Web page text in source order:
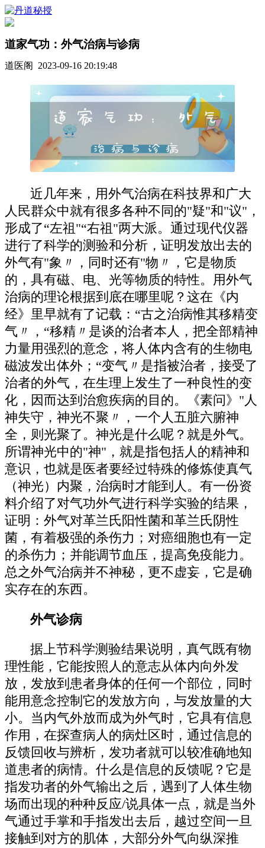
道家气功：外气治病与诊病
道医阁 2023-09-16 20:19:48
近几年来，用外气治病在科技界和广大
人民群众中就有很多各种不同的"疑"和"议"，
形成了“左祖"“右祖"两大派。通过现代仪器
进行了科学的测验和分析，证明发放出去的
外气有"象〃，同时还有"物〃，它是物质
的，具有磁、电、光等物质的特性。用外气
治病的理论根据到底在哪里呢？这在《内
经》里早就有了记载：“古之治病惟其移精变
气〃，“移精〃是谈的治者本人，把全部精神
力量用强烈的意念，将人体内含有的生物电
磁波发出体外；“变气〃是指被治者，接受了
治者的外气，在生理上发生了一种良性的变
化，因而达到治愈疾病的目的。《素问》"人
神失守，神光不聚〃，一个人五脏六腑神
全，则光聚了。神光是什么呢？就是外气。
所谓神光中的"神"，就是指包括人的精神和
意识，也就是医者要经过特殊的修炼使真气
（神光）内聚，治病时才能到人。有一份资
料介绍了对气功外气进行科学实验的结果，
证明：外气对革兰氏阳性菌和革兰氏阴性
菌，有着极强的杀伤力；对癌细胞也有一定
的杀伤力；并能调节血压，提高免疫能力。
总之外气治病并不神秘，更不虚妄，它是确
实存在的东西。
外气诊病
据上节科学测验结果说明，真气既有物
理性能，它能按照人的意志从体内向外发
放，发放到患者身体的任何一个部位，同时
能用意念控制它的发放方向，与发放量的大
小。当内气外放而成为外气时，它具有信息
作用，在探查病人的病灶区时，通过信息的
反馈回收与辨析，发功者就可以较准确地知
道患者的病情。什么是信息的反馈呢？它是
指发功者的外气输出之后，遇到了人体生物
场而出现的种种反应/说具体一点，就是当外
气通过手掌和手指发出去后，越过空间一旦
接触到对方的肌体，大部分外气向纵深推